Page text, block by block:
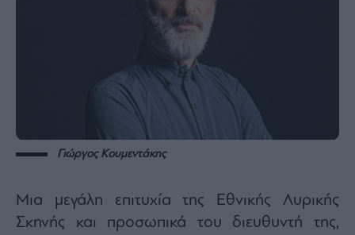
Γιώργος Κουμεντάκης
Μια μεγάλη επιτυχία της Εθνικής Λυρικής
Σκηνής και προσωπικά του διευθυντή της,